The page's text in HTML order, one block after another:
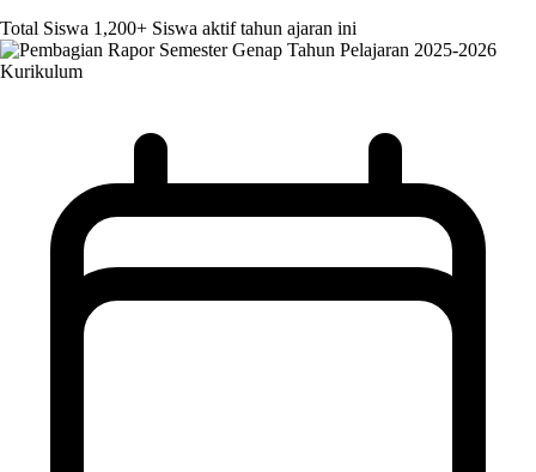
Total Siswa 1,200+ Siswa aktif tahun ajaran ini
Kurikulum